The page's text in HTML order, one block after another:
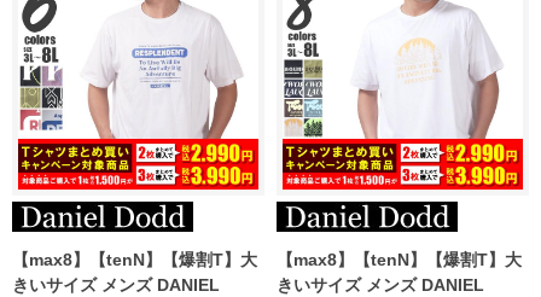
【max8】【tenN】【爆割T】大
きいサイズ メンズ DANIEL
【max8】【tenN】【爆割T】大
きいサイズ メンズ DANIEL